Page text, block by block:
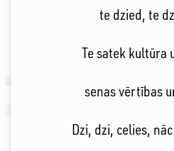
te dzied, te
Te satek kultūra
senas vērtības
Dzi, dzi, celies,